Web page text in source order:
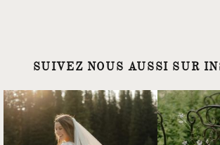
SUIVEZ NOUS AUSSI SUR